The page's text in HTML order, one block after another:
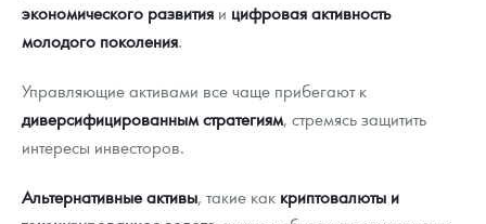
экономического развития и цифровая активность
молодого поколения.
Управляющие активами все чаще прибегают к
диверсифицированным стратегиям, стремясь защитить
интересы инвесторов.
Альтернативные активы, такие как криптовалюты и